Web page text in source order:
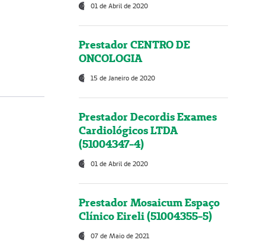
01 de Abril de 2020
Prestador CENTRO DE
ONCOLOGIA
15 de Janeiro de 2020
Prestador Decordis Exames
Cardiológicos LTDA
(51004347-4)
01 de Abril de 2020
Prestador Mosaicum Espaço
Clínico Eireli (51004355-5)
07 de Maio de 2021